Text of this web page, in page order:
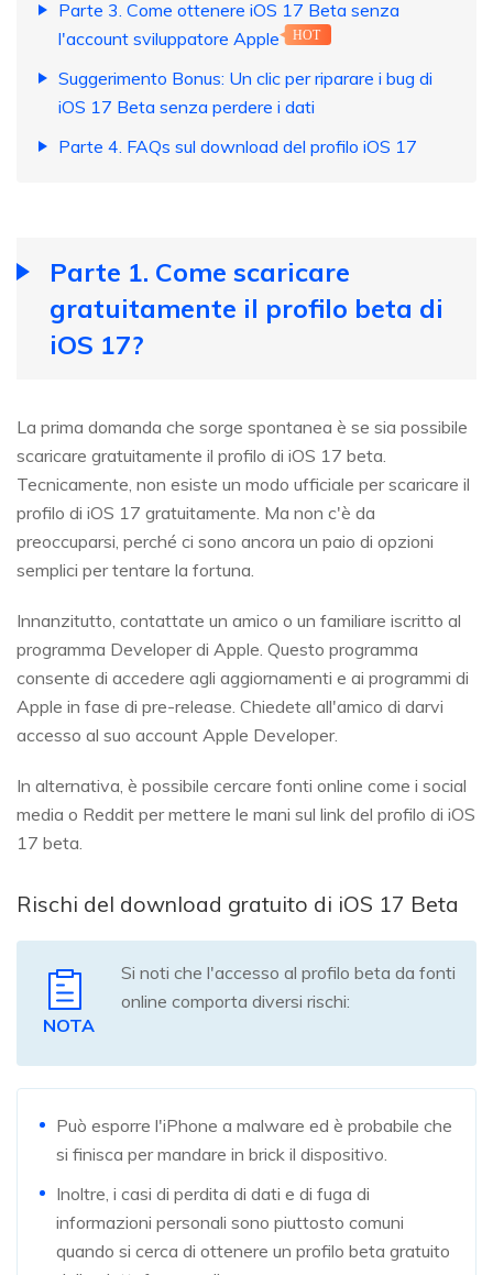
Parte 3. Come ottenere iOS 17 Beta senza
l'account sviluppatore Apple
HOT
Suggerimento Bonus: Un clic per riparare i bug di
iOS 17 Beta senza perdere i dati
Parte 4. FAQs sul download del profilo iOS 17
Parte 1. Come scaricare
gratuitamente il profilo beta di
iOS 17?
La prima domanda che sorge spontanea è se sia possibile
scaricare gratuitamente il profilo di iOS 17 beta.
Tecnicamente, non esiste un modo ufficiale per scaricare il
profilo di iOS 17 gratuitamente. Ma non c'è da
preoccuparsi, perché ci sono ancora un paio di opzioni
semplici per tentare la fortuna.
Innanzitutto, contattate un amico o un familiare iscritto al
programma Developer di Apple. Questo programma
consente di accedere agli aggiornamenti e ai programmi di
Apple in fase di pre-release. Chiedete all'amico di darvi
accesso al suo account Apple Developer.
In alternativa, è possibile cercare fonti online come i social
media o Reddit per mettere le mani sul link del profilo di iOS
17 beta.
Rischi del download gratuito di iOS 17 Beta
NOTA
Si noti che l'accesso al profilo beta da fonti
online comporta diversi rischi:
Può esporre l'iPhone a malware ed è probabile che
si finisca per mandare in brick il dispositivo.
Inoltre, i casi di perdita di dati e di fuga di
informazioni personali sono piuttosto comuni
quando si cerca di ottenere un profilo beta gratuito